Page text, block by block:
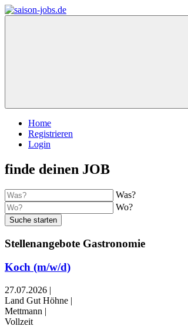
Home
Registrieren
Login
finde deinen JOB
Was?
Wo?
Suche starten
Stellenangebote Gastronomie
Koch (m/w/d)
27.07.2026 |
Land Gut Höhne |
Mettmann |
Vollzeit